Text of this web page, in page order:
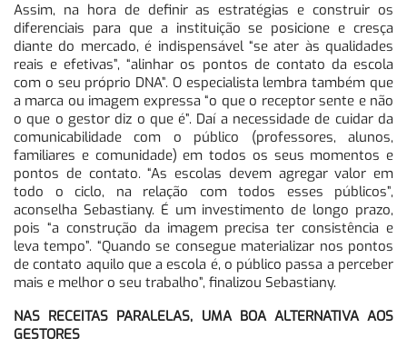
Assim, na hora de definir as estratégias e construir os
diferenciais para que a instituição se posicione e cresça
diante do mercado, é indispensável “se ater às qualidades
reais e efetivas”, “alinhar os pontos de contato da escola
com o seu próprio DNA”. O especialista lembra também que
a marca ou imagem expressa “o que o receptor sente e não
o que o gestor diz o que é”. Daí a necessidade de cuidar da
comunicabilidade com o público (professores, alunos,
familiares e comunidade) em todos os seus momentos e
pontos de contato. “As escolas devem agregar valor em
todo o ciclo, na relação com todos esses públicos”,
aconselha Sebastiany. É um investimento de longo prazo,
pois “a construção da imagem precisa ter consistência e
leva tempo”. “Quando se consegue materializar nos pontos
de contato aquilo que a escola é, o público passa a perceber
mais e melhor o seu trabalho”, finalizou Sebastiany.
NAS RECEITAS PARALELAS, UMA BOA ALTERNATIVA AOS
GESTORES